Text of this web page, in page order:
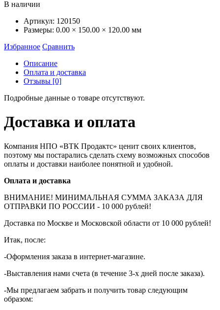
В наличии
Артикул: 120150
Размеры: 0.00 × 150.00 × 120.00 мм
Избранное Сравнить
Описание
Оплата и доставка
Отзывы [0]
Подробные данные о товаре отсутствуют.
Доставка и оплата
Компания НПО «ВТК Продактс» ценит своих клиентов,
поэтому мы постарались сделать схему возможных способов
оплаты и доставки наиболее понятной и удобной.
Оплата и доставка
ВНИМАНИЕ! МИНИМАЛЬНАЯ СУММА ЗАКАЗА ДЛЯ
ОТПРАВКИ ПО РОССИИ - 10 000 рублей!
Доставка по Москве и Московской области от 10 000 рублей!
Итак, после:
-Оформления заказа в интернет-магазине.
-Выставления нами счета (в течение 3-х дней после заказа).
-Мы предлагаем забрать и получить товар следующим
образом: